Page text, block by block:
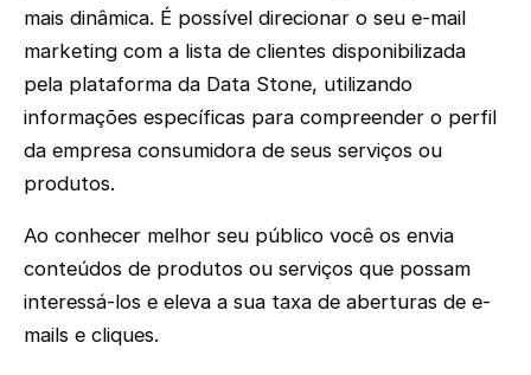
mais dinâmica. É possível direcionar o seu e-mail
marketing com a lista de clientes disponibilizada
pela plataforma da Data Stone, utilizando
informações específicas para compreender o perfil
da empresa consumidora de seus serviços ou
produtos.
Ao conhecer melhor seu público você os envia
conteúdos de produtos ou serviços que possam
interessá-los e eleva a sua taxa de aberturas de e-
mails e cliques.